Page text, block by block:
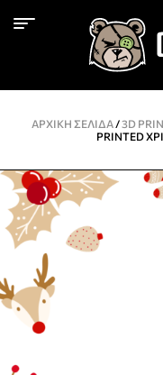
ΑΡΧΙΚΉ ΣΕΛΊΔΑ/3D
PRINTED